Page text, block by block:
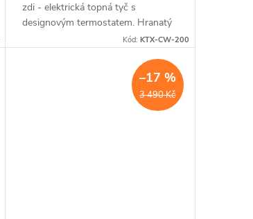
zdi - elektrická topná tyč s
designovým termostatem. Hranatý
design vhodný pro všechny typy
Kód: KTX-CW-200
3 490 Kč
–17 %